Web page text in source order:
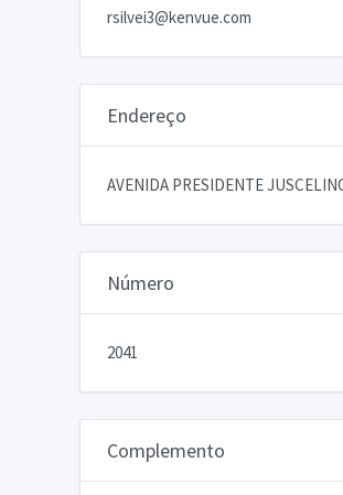
rsilvei3@kenvue.com
Endereço
AVENIDA PRESIDENTE
Número
2041
Complemento